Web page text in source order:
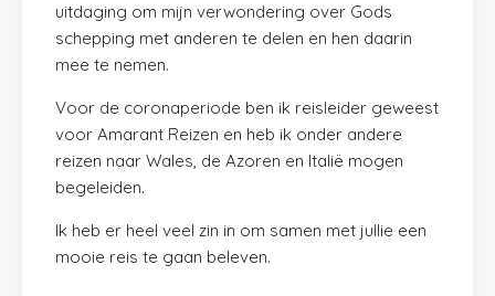
uitdaging om mijn verwondering over Gods
schepping met anderen te delen en hen daarin
mee te nemen.
Voor de coronaperiode ben ik reisleider geweest
voor Amarant Reizen en heb ik onder andere
reizen naar Wales, de Azoren en Italië mogen
begeleiden.
Ik heb er heel veel zin in om samen met jullie een
mooie reis te gaan beleven.